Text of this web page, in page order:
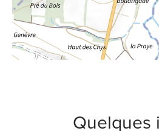
Quelques